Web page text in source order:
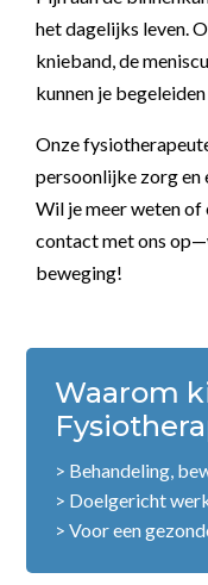
het dagelijks leven.
knieband, de
kunnen je
Onze
persoonlijke zorg en
Wil je meer weten of
contact met ons
beweging!
Waarom
> Behandeling,
> Doelgericht
> Voor een